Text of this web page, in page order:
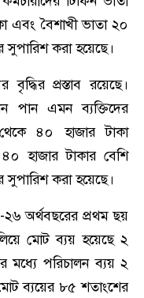
এবং বৈশাখী ভাতা ২০
করা হয়েছে।
প্রস্তাব রয়েছে।
পান এমন ব্যক্তিদের
৪০ হাজার টাকা
হাজার টাকার বেশি
করা হয়েছে।
অর্থবছরের প্রথম ছয়
মোট ব্যয় হয়েছে ২
মধ্যে পরিচালন ব্যয় ২
ব্যয়ের ৮৫ শতাংশের